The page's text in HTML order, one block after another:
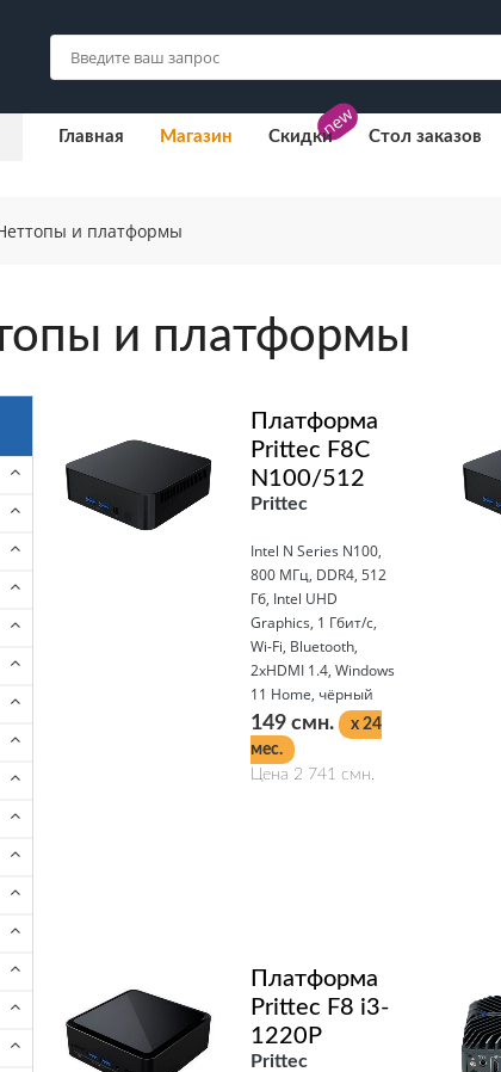
Главная Магазин new
Скидки Стол заказов
и платформы
и платформы
Платформа
Prittec F8C
N100/512
Prittec
Intel N Series N100,
800 МГц, DDR4, 512
Гб, Intel UHD
Graphics, 1 Гбит/с,
Wi-Fi, Bluetooth,
2xHDMI 1.4, Windows
11 Home, чёрный
149 смн.
x 24
мес.
Цена 2 741 смн.
Платформа
Prittec F8 i3-
1220P
Prittec